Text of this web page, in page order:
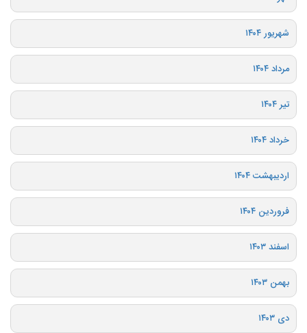
شهریور ۱۴۰۴
مرداد ۱۴۰۴
تیر ۱۴۰۴
خرداد ۱۴۰۴
اردیبهشت ۱۴۰۴
فروردین ۱۴۰۴
اسفند ۱۴۰۳
بهمن ۱۴۰۳
دی ۱۴۰۳